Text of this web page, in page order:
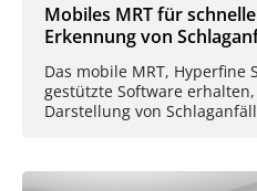
Mobiles MRT für
Erkennung von
Das mobile MRT, Hyperfine
gestützte Software
Darstellung von